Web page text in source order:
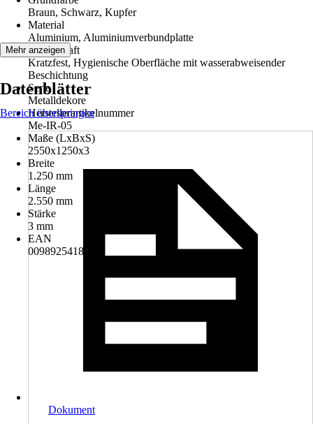
Braun, Schwarz, Kupfer
Material
Aluminium, Aluminiumverbundplatte
Eigenschaft
Kratzfest, Hygienische Oberfläche mit wasserabweisender
Beschichtung
Serie
Metalldekore
Herstellerartikelnummer
Me-IR-05
Maße (LxBxS)
2550x1250x3
Breite
1.250 mm
Länge
2.550 mm
Stärke
3 mm
EAN
0098925418260
Mehr anzeigen
Datenblätter
Bereich überspringen
Dokument